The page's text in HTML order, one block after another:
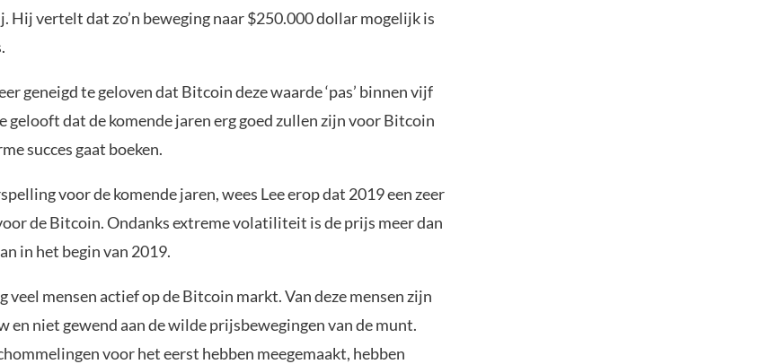
Hij vertelt dat zo’n beweging naar $250.000 dollar mogelijk is
geneigd te geloven dat Bitcoin deze waarde ‘pas’ binnen vijf
gelooft dat de komende jaren erg goed zullen zijn voor Bitcoin
succes gaat boeken.
voor de komende jaren, wees Lee erop dat 2019 een zeer
de Bitcoin. Ondanks extreme volatiliteit is de prijs meer dan
in het begin van 2019.
veel mensen actief op de Bitcoin markt. Van deze mensen zijn
en niet gewend aan de wilde prijsbewegingen van de munt.
voor het eerst hebben meegemaakt, hebben